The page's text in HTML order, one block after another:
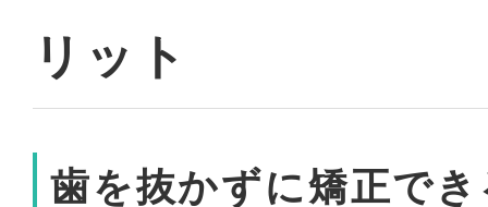
リット
歯を抜かずに矯正で